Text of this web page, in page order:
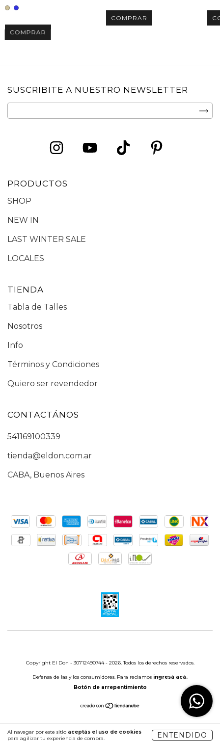
Al navegar por este sitio aceptás el uso de cookies
para agilizar tu experiencia de compra.
ENTENDIDO
COMPRAR
COMPRAR
SUSCRIBITE A NUESTRO NEWSLETTER
PRODUCTOS
SHOP
NEW IN
LAST WINTER SALE
LOCALES
TIENDA
Tabla de Talles
Nosotros
Info
Términos y Condiciones
Quiero ser revendedor
CONTACTÁNOS
541169100339
tienda@eldon.com.ar
CABA, Buenos Aires
Copyright El Don - 30712490744 - 2026. Todos los derechos reservados.
Defensa de las y los consumidores. Para reclamos ingresá acá.
Botón de arrepentimiento